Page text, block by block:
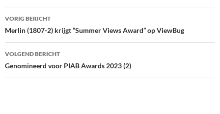
Bericht
navigatie
VORIG BERICHT
Merlin (1807-2) krijgt “Summer Views Award” op ViewBug
VOLGEND BERICHT
Genomineerd voor PIAB Awards 2023 (2)